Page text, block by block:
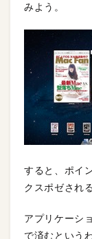
みよう。
すると、ポイ
クスポゼされる
アプリケーシ
で済むという